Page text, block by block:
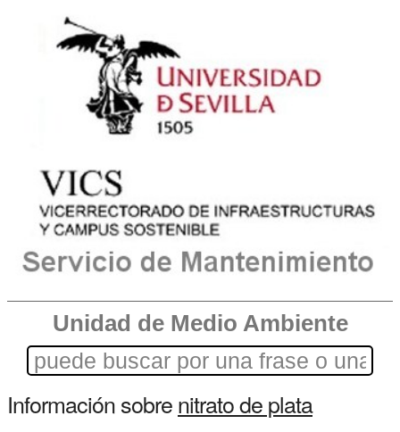
Unidad de Medio Ambiente
Información sobrenitrato de plata